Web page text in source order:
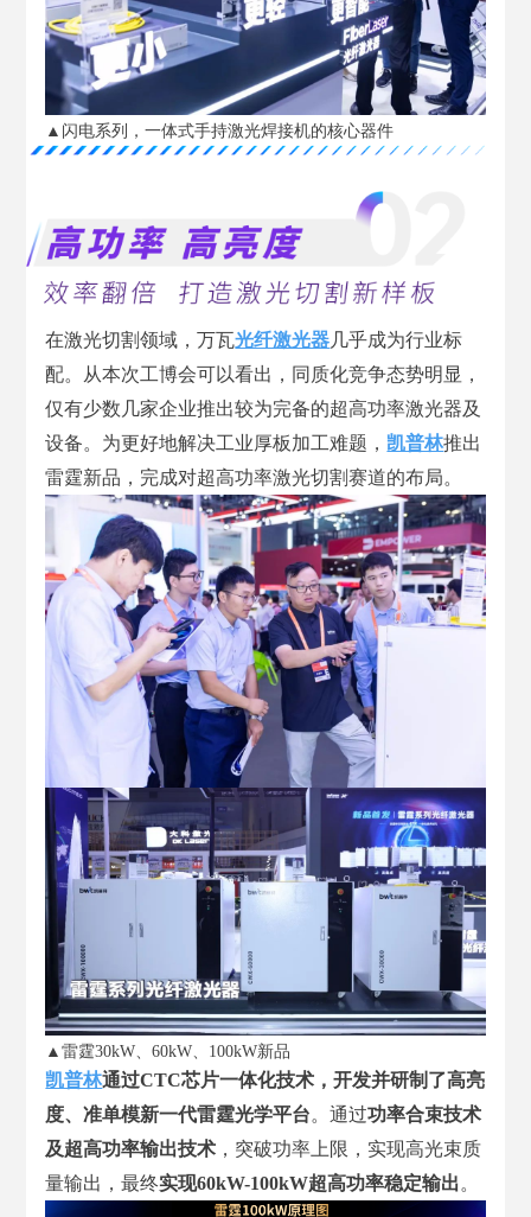
▲闪电系列，一体式手持激光焊接机的核心器件
在激光切割领域，万瓦光纤激光器几乎成为行业标
配。从本次工博会可以看出，同质化竞争态势明显，
仅有少数几家企业推出较为完备的超高功率激光器及
设备。为更好地解决工业厚板加工难题， 凯普林推出
雷霆新品，完成对超高功率激光切割赛道的布局。
▲雷霆30kW、60kW、100kW新品
凯普林通过CTC芯片一体化技术，开发并研制了高亮
度、准单模新一代雷霆光学平台。通过功率合束技术
及超高功率输出技术 ，突破功率上限，实现高光束质
量输出，最终实现60kW-100kW超高功率稳定输出。